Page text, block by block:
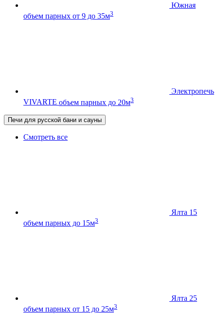
Южная
объем парных от 9 до 35м3
Электропечь
VIVARTE объем парных до 20м3
Печи для русской бани и сауны
Смотреть все
Ялта 15
объем парных до 15м3
Ялта 25
объем парных от 15 до 25м3